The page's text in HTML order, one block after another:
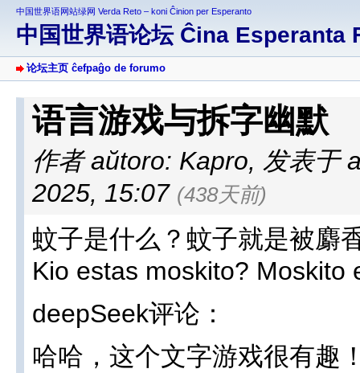
中国世界语网站绿网 Verda Reto – koni Ĉinion per Esperanto
中国世界语论坛 Ĉina Esperanta
论坛主页 ĉefpaĝo de forumo
语言游戏与拆字幽默
作者 aŭtoro: Kapro, 发表于
2025, 15:07 (438天前)
蚊子是什么？蚊子就是被麝
Kio estas moskito? Moskito
deepSeek评论：
哈哈，这个文字游戏很有趣